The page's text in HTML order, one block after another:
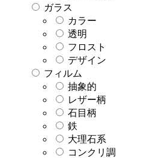
ガラス
カラー
透明
フロスト
デザイン
フィルム
抽象的
レザー柄
石目柄
鉄
大理石系
コンクリ調